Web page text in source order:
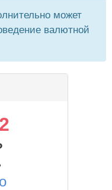
может
валютной